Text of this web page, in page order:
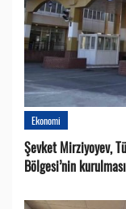
Ekonomi
Şevket Mirziyoyev,
Bölgesi’nin